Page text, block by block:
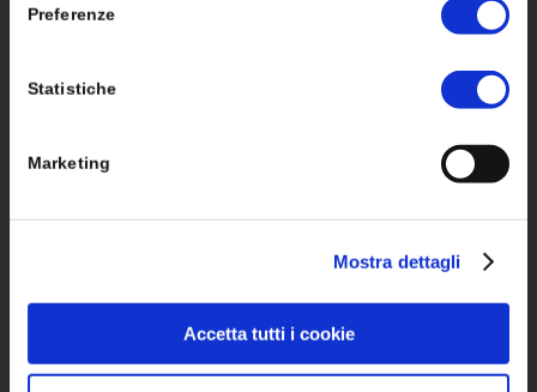
Preferenze
Statistiche
Marketing
Mostra dettagli
Accetta tutti i cookie
ELFOR SRL
Sede Legale
Via Principe Eugenio, 4 | 20155 | Milano
Sede Operativa:
Via Lavoratori Autobianchi, 1 – Strada 8 – Edificio
Tel. 0362 1900443
Fax 0362.1400333